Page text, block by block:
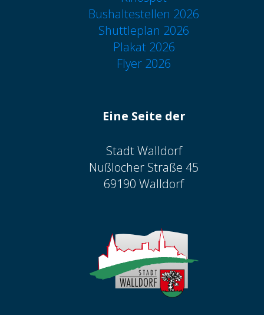
Bushaltestellen 2026
Shuttleplan 2026
Plakat 2026
Flyer 2026
Eine Seite der
Stadt Walldorf
Nußlocher Straße 45
69190 Walldorf